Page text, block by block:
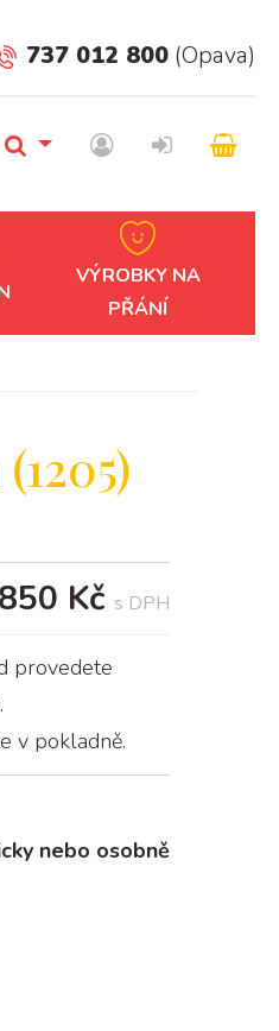
737 012 800 (Opava)
VÝROBKY NA
PŘÁNÍ
Kč s DPH
provedete
.
v pokladně.
nebo osobně